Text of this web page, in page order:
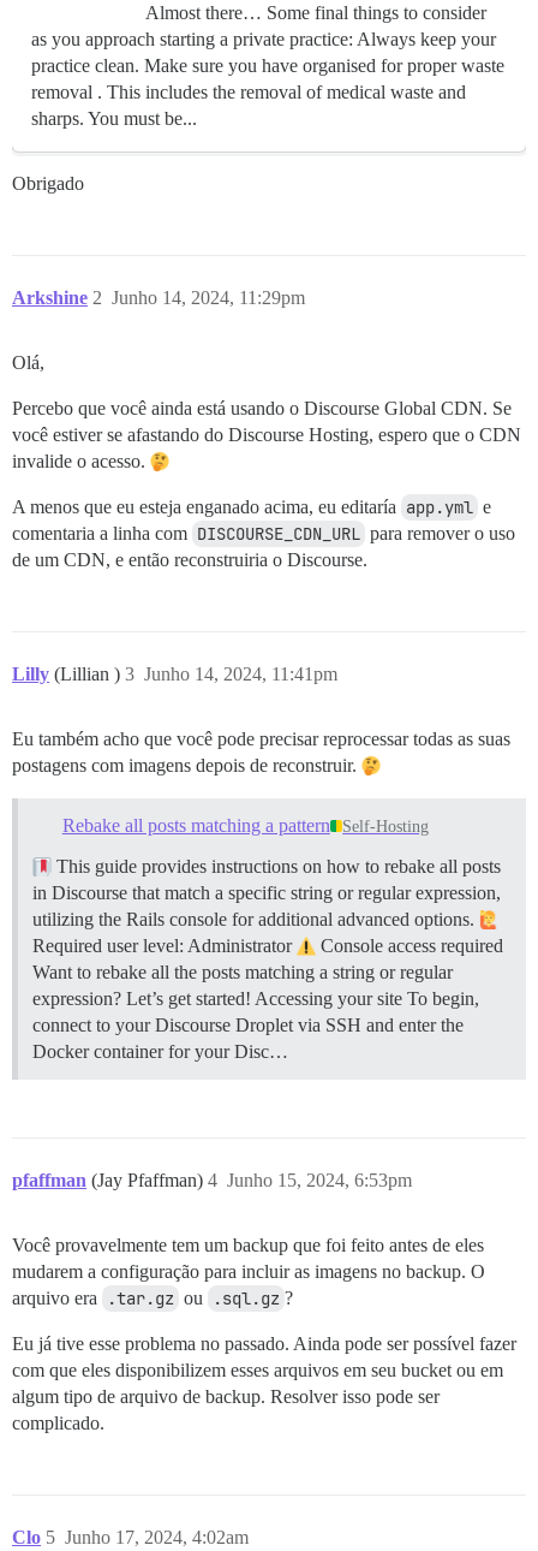
Almost there… Some final things to consider
as you approach starting a private practice: Always keep your
practice clean. Make sure you have organised for proper waste
removal . This includes the removal of medical waste and
sharps. You must be...
Obrigado
Arkshine Junho 14, 2024, 11:29pm
2
Olá,
Percebo que você ainda está usando o Discourse Global CDN. Se
você estiver se afastando do Discourse Hosting, espero que o CDN
invalide o acesso.
A menos que eu esteja enganado acima, eu editaría app.yml e
comentaria a linha com DISCOURSE_CDN_URL para remover o uso
de um CDN, e então reconstruiria o Discourse.
Lilly (Lillian ) Junho 14, 2024, 11:41pm
3
Eu também acho que você pode precisar reprocessar todas as suas
postagens com imagens depois de reconstruir.
Rebake all posts matching a pattern Self-Hosting
This guide provides instructions on how to rebake all posts
in Discourse that match a specific string or regular expression,
utilizing the Rails console for additional advanced options.
Required user level: Administrator
Console access required
Want to rebake all the posts matching a string or regular
expression? Let’s get started! Accessing your site To begin,
connect to your Discourse Droplet via SSH and enter the
Docker container for your Disc…
pfaffman (Jay Pfaffman) Junho 15, 2024, 6:53pm
4
Você provavelmente tem um backup que foi feito antes de eles
mudarem a configuração para incluir as imagens no backup. O
arquivo era
.tar.gz ou .sql.gz ?
Eu já tive esse problema no passado. Ainda pode ser possível fazer
com que eles disponibilizem esses arquivos em seu bucket ou em
algum tipo de arquivo de backup. Resolver isso pode ser
complicado.
Clo Junho 17, 2024, 4:02am
5